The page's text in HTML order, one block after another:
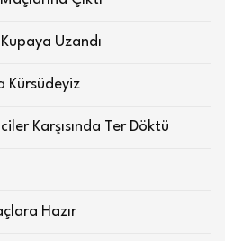
Uzandı
Kürsüdeyiz
Karşısında Ter Döktü
Hazır